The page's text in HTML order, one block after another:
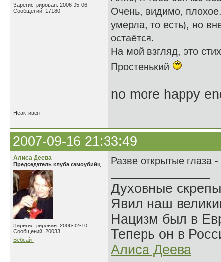
Зарегистрирован: 2006-05-06
Сообщений: 17180
Очень, видимо,
умерла, то есть), но
остаётся.
На мой взгляд, это
Простенький
no more happy
Неактивен
2007-09-16 21:33:49
Алиса Деева
Председатель клуба самоубийц
Зарегистрирован: 2006-02-10
Сообщений: 20033
Вебсайт
Разве открытые глаза
Духовные
Явил наш
Нацизм был в
Теперь он в
Алиса Деева